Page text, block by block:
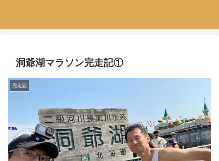
洞爺湖マラソン完走記①
完走記